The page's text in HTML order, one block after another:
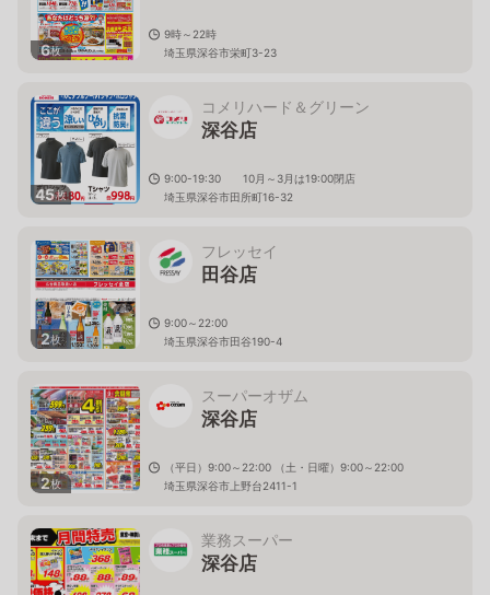
6枚
9時～22時
埼玉県深谷市栄町3-23
45枚
コメリハード＆グリーン
深谷店
9:00-19:30 10月～3月は19:00閉店
埼玉県深谷市田所町16-32
2枚
フレッセイ
田谷店
9:00～22:00
埼玉県深谷市田谷190-4
2枚
スーパーオザム
深谷店
（平日）9:00～22:00 （土・日曜）9:00～22:00
埼玉県深谷市上野台2411-1
業務スーパー
深谷店